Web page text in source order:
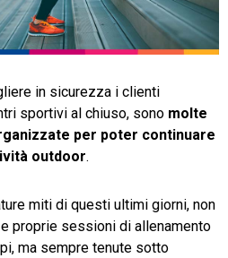
in sicurezza i clienti
sportivi al chiuso, sono molte
per poter continuare
outdoor.
miti di questi ultimi giorni, non
proprie sessioni di allenamento
ma sempre tenute sotto